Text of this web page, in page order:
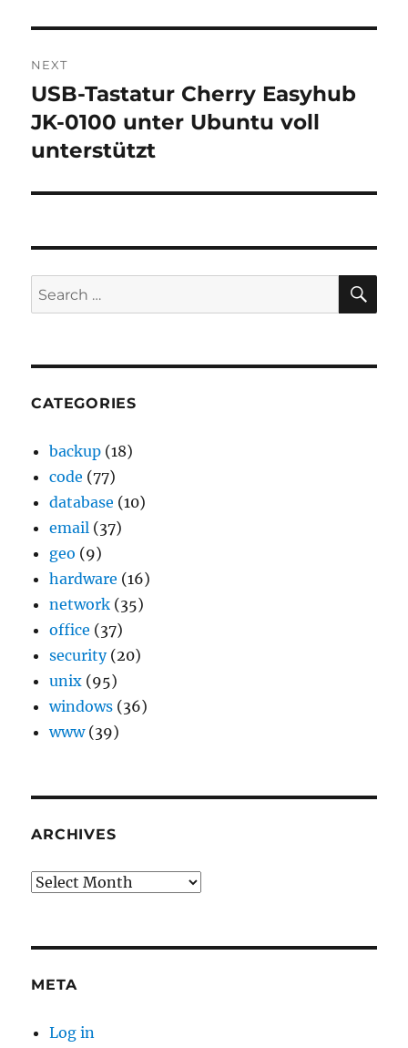
NEXT
Next
post:
USB-Tastatur Cherry Easyhub
JK-0100 unter Ubuntu voll
unterstützt
Search
for:
CATEGORIES
backup (18)
code (77)
database (10)
email (37)
geo (9)
hardware (16)
network (35)
office (37)
security(20)
unix (95)
windows (36)
www(39)
ARCHIVES
Archives
META
Log in